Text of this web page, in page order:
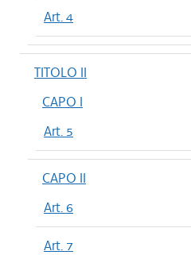
Art. 4
TITOLO II
CAPO I
Art. 5
CAPO II
Art. 6
Art. 7